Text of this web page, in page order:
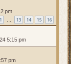
pm
1 13 14 15 16
5:15 pm
pm